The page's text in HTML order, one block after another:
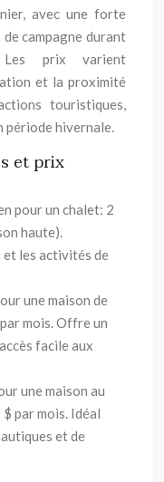
avec une forte
campagne durant
Les prix varient
et la proximité
touristiques,
période hivernale.
et prix
pour un chalet: 2
haute).
les activités de
une maison de
mois. Offre un
facile aux
une maison au
par mois. Idéal
et de